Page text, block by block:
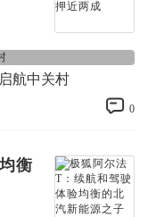
航中关村
0
衡